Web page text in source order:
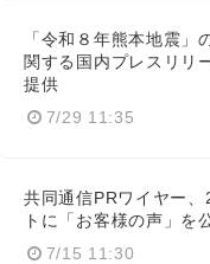
「令和８年熊本地震」
関する国内プレスリリ
提供
7/29 11:35
共同通信PRワイヤー、
トに「お客様の声」を
7/15 11:30